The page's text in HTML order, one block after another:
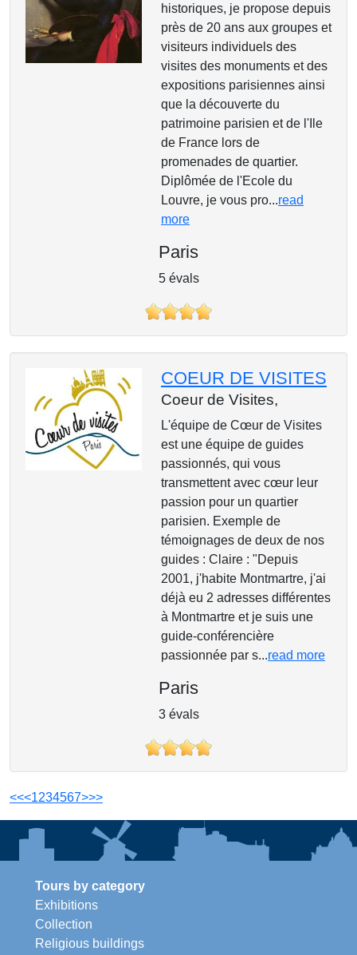
historiques, je propose depuis
près de 20 ans aux groupes et
visiteurs individuels des
visites des monuments et des
expositions parisiennes ainsi
que la découverte du
patrimoine parisien et de l'Ile
de France lors de
promenades de quartier.
Diplômée de l'Ecole du
Louvre, je vous pro...read
more
Paris
5 évals
COEUR DE VISITES
Coeur de Visites,
L'équipe de Cœur de Visites
est une équipe de guides
passionnés, qui vous
transmettent avec cœur leur
passion pour un quartier
parisien. Exemple de
témoignages de deux de nos
guides : Claire : "Depuis
2001, j'habite Montmartre, j'ai
déjà eu 2 adresses différentes
à Montmartre et je suis une
guide-conférencière
passionnée par s...read more
Paris
3 évals
<<<1234567>>>
Tours by category
Exhibitions
Collection
Religious buildings